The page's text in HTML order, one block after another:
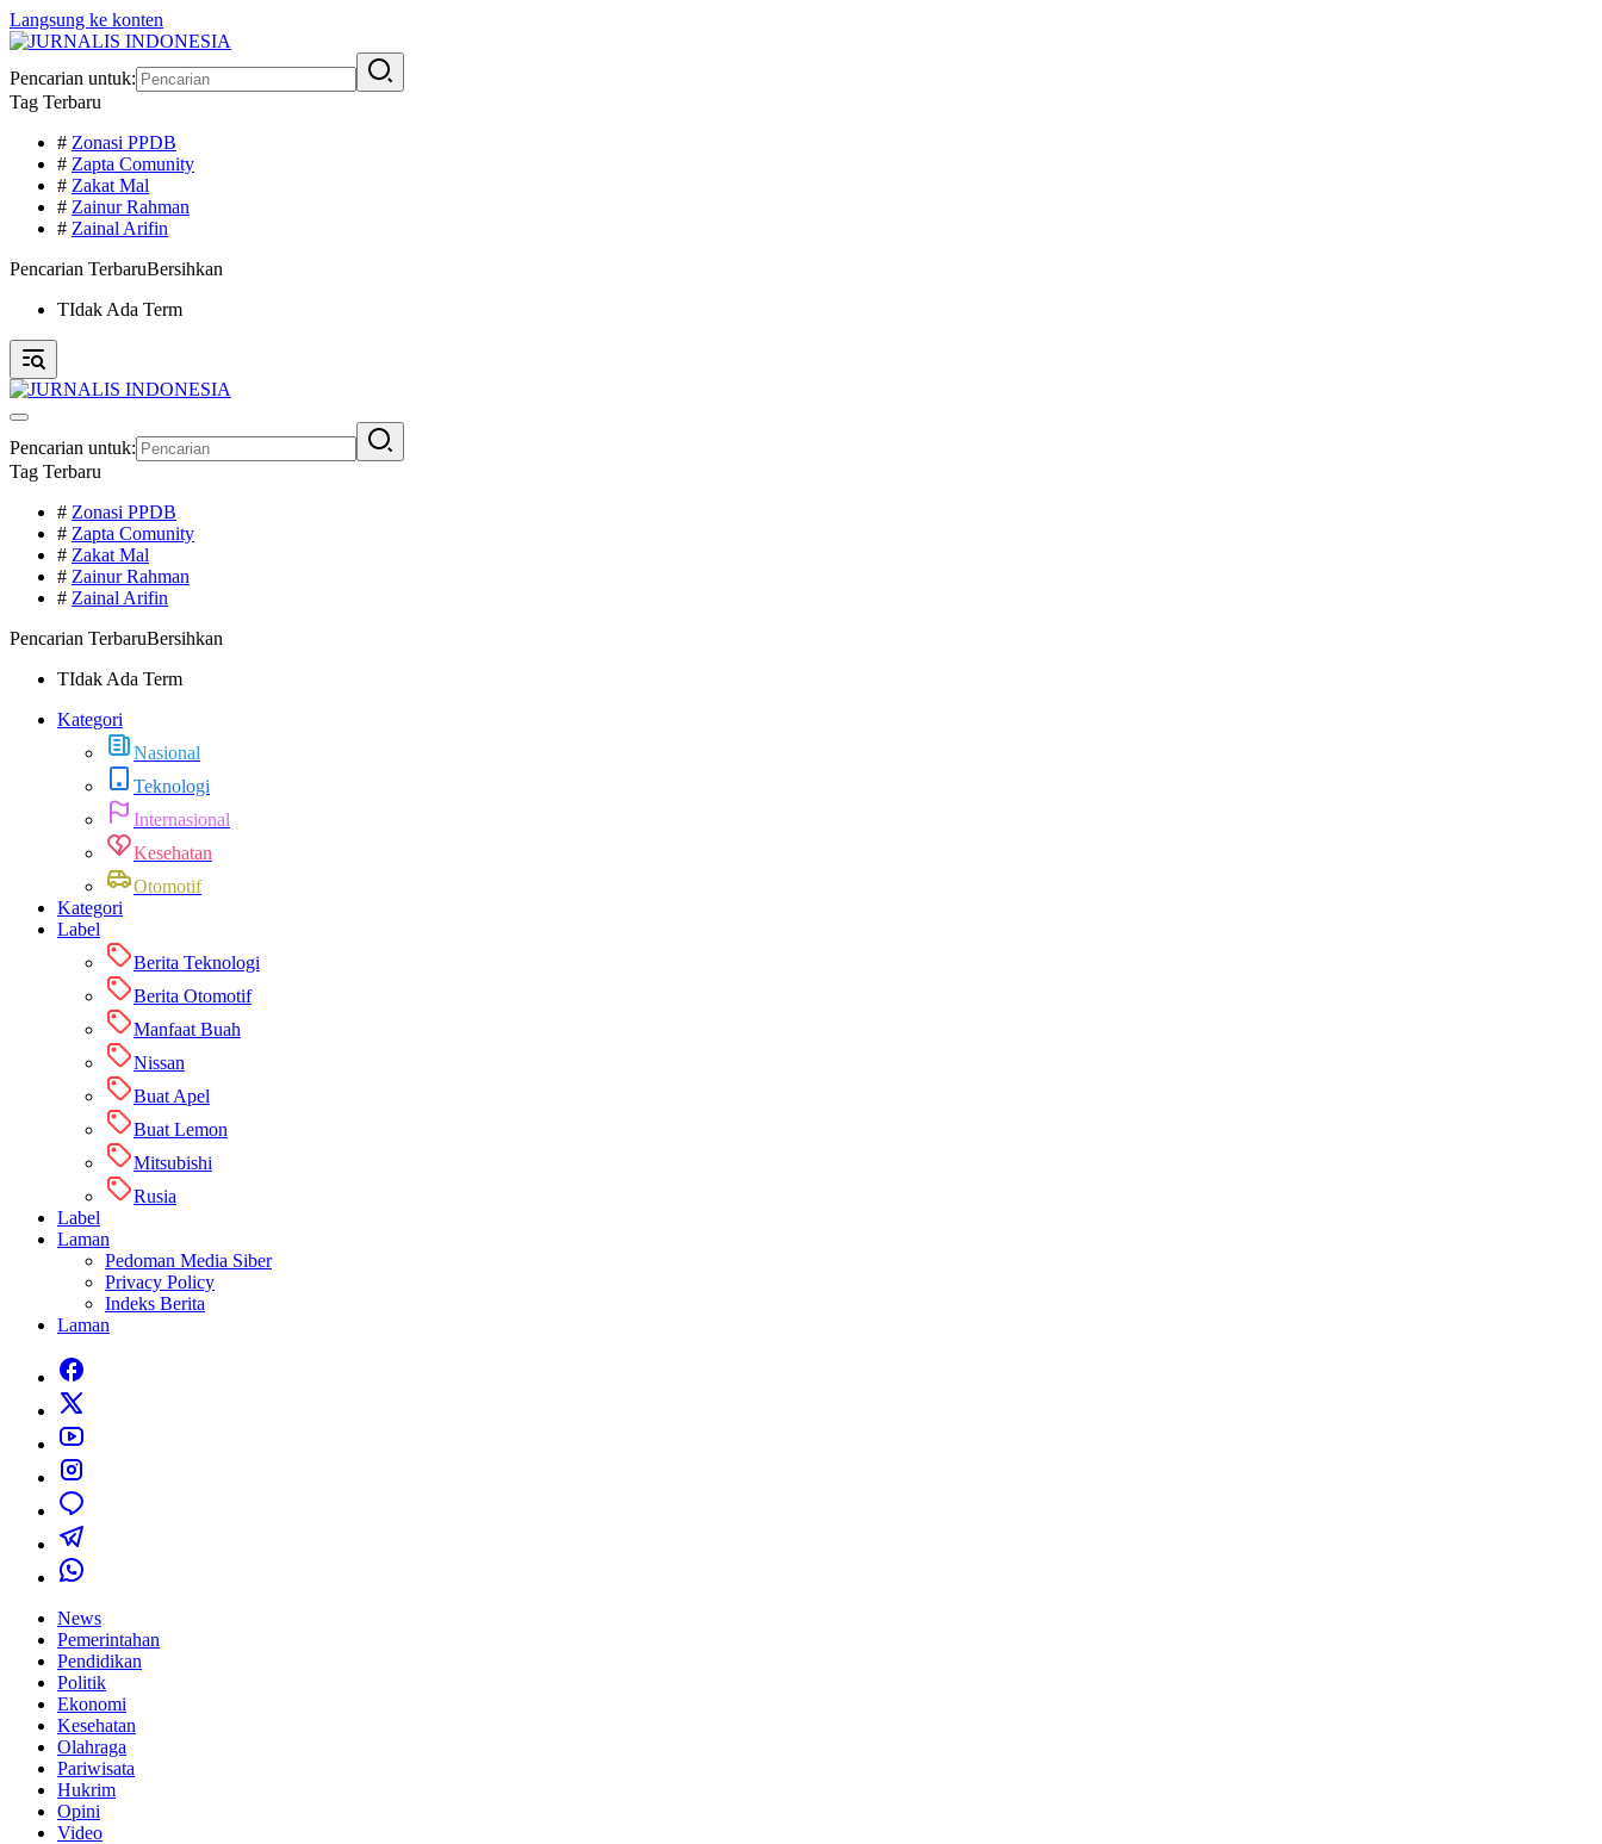
Langsung ke konten
Pencarian untuk:
Tag Terbaru
# Zonasi PPDB
# Zapta Comunity
# Zakat Mal
# Zainur Rahman
# Zainal Arifin
Pencarian TerbaruBersihkan
TIdak Ada Term
Pencarian untuk:
Tag Terbaru
# Zonasi PPDB
# Zapta Comunity
# Zakat Mal
# Zainur Rahman
# Zainal Arifin
Pencarian TerbaruBersihkan
TIdak Ada Term
Kategori
Nasional
Teknologi
Internasional
Kesehatan
Otomotif
Kategori
Label
Berita Teknologi
Berita Otomotif
Manfaat Buah
Nissan
Buat Apel
Buat Lemon
Mitsubishi
Rusia
Label
Laman
Pedoman Media Siber
Privacy Policy
Indeks Berita
Laman
News
Pemerintahan
Pendidikan
Politik
Ekonomi
Kesehatan
Olahraga
Pariwisata
Hukrim
Opini
Video